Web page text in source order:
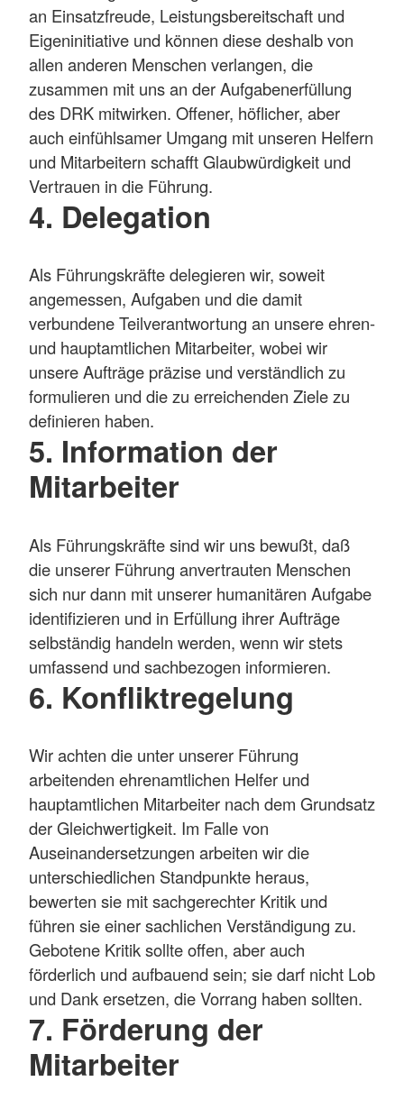
an Einsatzfreude, Leistungsbereitschaft und
Eigeninitiative und können diese deshalb von
allen anderen Menschen verlangen, die
zusammen mit uns an der Aufgabenerfüllung
des DRK mitwirken. Offener, höflicher, aber
auch einfühlsamer Umgang mit unseren Helfern
und Mitarbeitern schafft Glaubwürdigkeit und
Vertrauen in die Führung.
4. Delegation
Als Führungskräfte delegieren wir, soweit
angemessen, Aufgaben und die damit
verbundene Teilverantwortung an unsere ehren-
und hauptamtlichen Mitarbeiter, wobei wir
unsere Aufträge präzise und verständlich zu
formulieren und die zu erreichenden Ziele zu
definieren haben.
5. Information der
Mitarbeiter
Als Führungskräfte sind wir uns bewußt, daß
die unserer Führung anvertrauten Menschen
sich nur dann mit unserer humanitären Aufgabe
identifizieren und in Erfüllung ihrer Aufträge
selbständig handeln werden, wenn wir stets
umfassend und sachbezogen informieren.
6. Konfliktregelung
Wir achten die unter unserer Führung
arbeitenden ehrenamtlichen Helfer und
hauptamtlichen Mitarbeiter nach dem Grundsatz
der Gleichwertigkeit. Im Falle von
Auseinandersetzungen arbeiten wir die
unterschiedlichen Standpunkte heraus,
bewerten sie mit sachgerechter Kritik und
führen sie einer sachlichen Verständigung zu.
Gebotene Kritik sollte offen, aber auch
förderlich und aufbauend sein; sie darf nicht Lob
und Dank ersetzen, die Vorrang haben sollten.
7. Förderung der
Mitarbeiter